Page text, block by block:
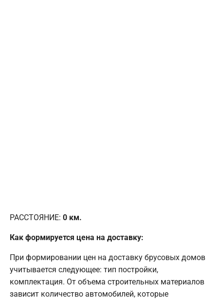
РАССТОЯНИЕ: 0 км.
Как формируется цена на доставку:
При формировании цен на доставку брусовых домов
учитывается следующее: тип постройки,
комплектация. От объема строительных материалов
зависит количество автомобилей, которые